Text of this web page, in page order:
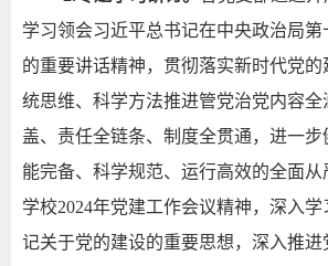
学习领会习近平总书记在中央政治局
的重要讲话精神，贯彻落实新时代党
统思维、科学方法推进管党治党内容全
盖、责任全链条、制度全贯通，进一
能完备、科学规范、运行高效的全面
学校2024年党建工作会议精神，深入学
记关于党的建设的重要思想，深入推进